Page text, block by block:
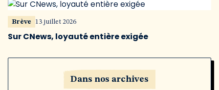
Brève 13 juillet 2026
Sur CNews, loyauté entière exigée
Dans nos archives